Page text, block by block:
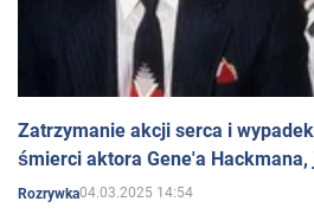
Zatrzymanie akcji serca i
śmierci aktora Gene'a Hackmana,
Rozrywka04.03.2025 14:54